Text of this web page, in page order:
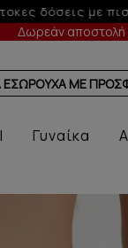
Έως 3
Δωρεάν αποστολή
Γυναίκα